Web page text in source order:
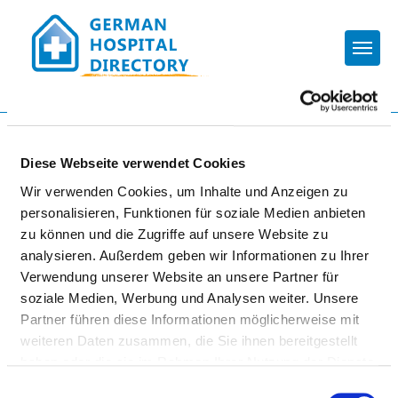
Diese Webseite verwendet Cookies
Wir verwenden Cookies, um Inhalte und Anzeigen zu
personalisieren, Funktionen für soziale Medien anbieten
zu können und die Zugriffe auf unsere Website zu
analysieren. Außerdem geben wir Informationen zu Ihrer
Verwendung unserer Website an unsere Partner für
soziale Medien, Werbung und Analysen weiter. Unsere
Partner führen diese Informationen möglicherweise mit
weiteren Daten zusammen, die Sie ihnen bereitgestellt
To the specialist department
VIVANTES AUGUSTE-VIKTORIA-
KLINIKUM